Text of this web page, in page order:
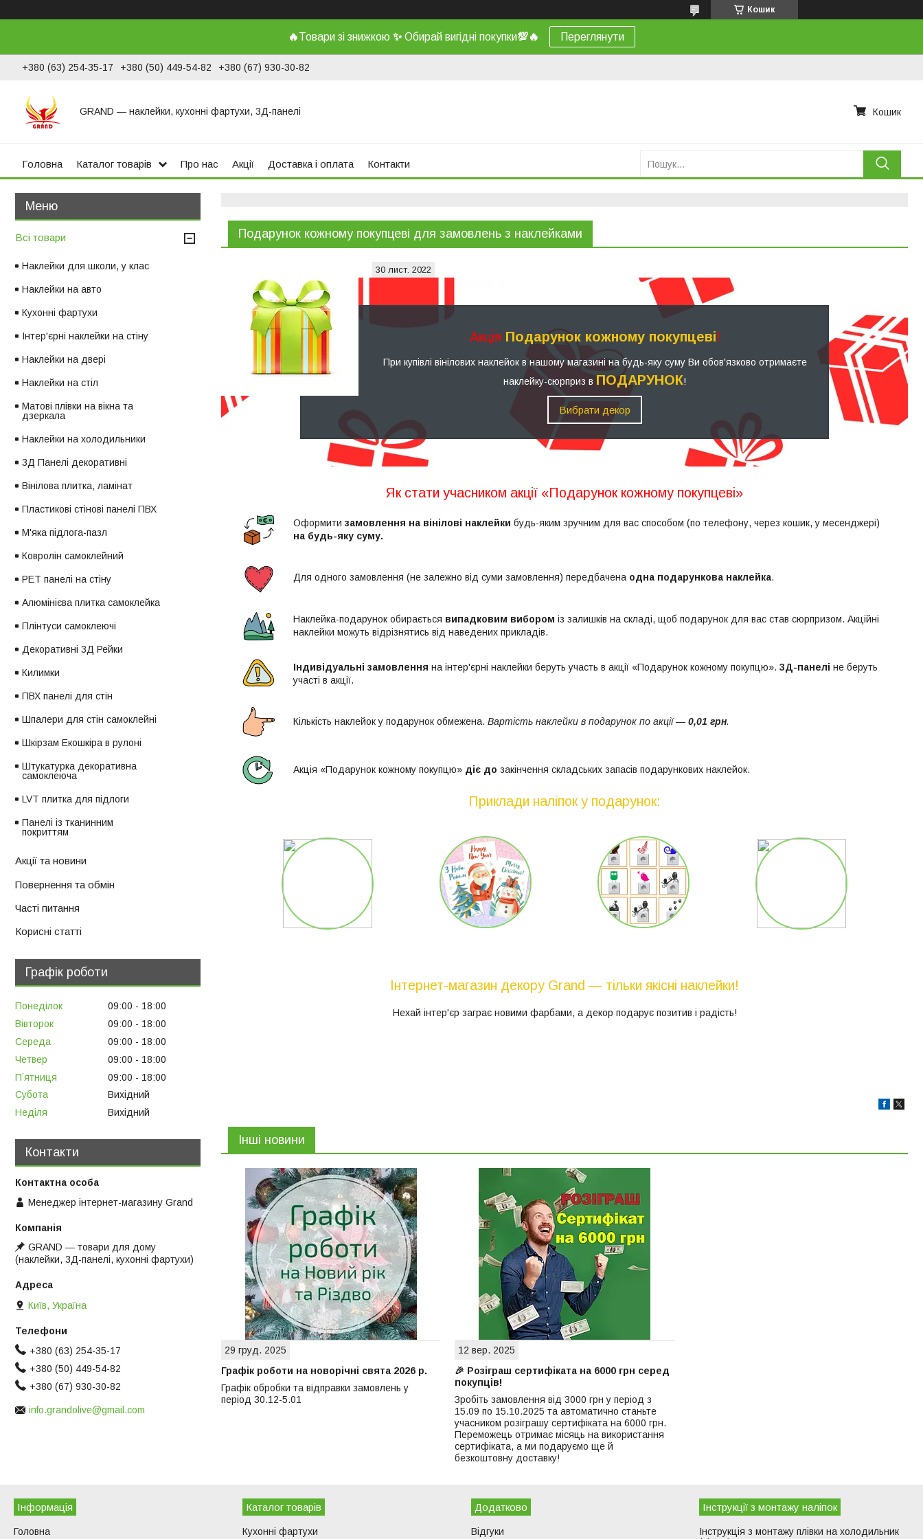
Кошик
🔥Товари зі знижкою ✨Обирай вигідні покупки💯🔥 Переглянути
+380 (63) 254-35-17 +380 (50) 449-54-82 +380 (67) 930-30-82
GRAND ― наклейки, кухонні фартухи, 3Д-панелі Кошик
Головна Каталог товарів Про нас Акції Доставка і оплата Контакти
Подарунок кожному покупцеві для замовлень з наклейками
30 лист. 2022
Акція Подарунок кожному покупцеві!
При купівлі вінілових наклейок в нашому магазині на будь-яку суму Ви обов'язково отримаєте
наклейку-сюрприз в ПОДАРУНОК!
Вибрати декор
Як стати учасником акції «Подарунок кожному покупцеві»
Оформити замовлення на вінілові наклейки будь-яким зручним для вас способом (по телефону, через кошик, у месенджері)
на будь-яку суму.
Для одного замовлення (не залежно від суми замовлення) передбачена одна подарункова наклейка.
Наклейка-подарунок обирається випадковим вибором із залишків на складі, щоб подарунок для вас став сюрпризом. Акційні
наклейки можуть відрізнятись від наведених прикладів.
Індивідуальні замовлення на інтер'єрні наклейки беруть участь в акції «Подарунок кожному покупцю». 3Д-панелі не беруть
участі в акції.
Кількість наклейок у подарунок обмежена. Вартість наклейки в подарунок по акції— 0,01 грн.
Акція «Подарунок кожному покупцю» діє до закінчення складських запасів подарункових наклейок.
Приклади наліпок у подарунок:
Інтернет-магазин декору Grand — тільки якісні наклейки!
Нехай інтер'єр заграє новими фарбами, а декор подарує позитив і радість!
Інші новини
29 груд. 2025
Графік роботи на новорічні свята 2026 р.
Графік обробки та відправки замовлень у
період 30.12-5.01
12 вер. 2025
🎉 Розіграш сертифіката на 6000 грн серед
покупців!
Зробіть замовлення від 3000 грн у період з
15.09 по 15.10.2025 та автоматично станьте
учасником розіграшу сертифіката на 6000 грн.
Переможець отримає місяць на використання
сертифіката, а ми подаруємо ще й
безкоштовну доставку!
Всі товари
Наклейки для школи, у клас
Наклейки на авто
Кухонні фартухи
Інтер'єрні наклейки на стіну
Наклейки на двері
Наклейки на стіл
Матові плівки на вікна та
дзеркала
Наклейки на холодильники
3Д Панелі декоративні
Вінілова плитка, ламінат
Пластикові стінові панелі ПВХ
М'яка підлога-пазл
Ковролін самоклейний
PET панелі на стіну
Алюмінієва плитка самоклейка
Плінтуси самоклеючі
Декоративні 3Д Рейки
Килимки
ПВХ панелі для стін
Шпалери для стін самоклейні
Шкірзам Екошкіра в рулоні
Штукатурка декоративна
самоклеюча
LVT плитка для підлоги
Панелі із тканинним
покриттям
Акції та новини
Повернення та обмін
Часті питання
Корисні статті
Графік роботи
Понеділок 09:00
18:00
Вівторок
09:00
18:00
Середа
09:00
18:00
Четвер
09:00
18:00
Пʼятниця
09:00
18:00
Субота
Вихідний
Неділя
Вихідний
Контакти
Менеджер інтернет-магазину Grand
GRAND ― товари для дому
(наклейки, 3Д-панелі, кухонні фартухи)
Київ, Україна
+380 (63) 254-35-17
+380 (50) 449-54-82
+380 (67) 930-30-82
info.grandolive@gmail.com
Інформація
Головна
Каталог товарів
Кухонні фартухи
Додатково
Відгуки
Інструкції з монтажу наліпок
Інструкція з монтажу плівки на холодильник